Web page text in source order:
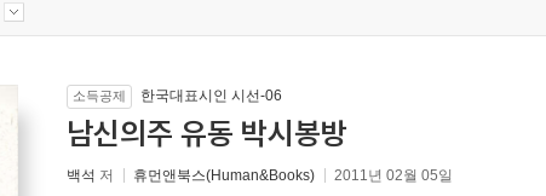
소득공제 한국대표시인 시선-06
남신의주 유동 박시봉방
백석 저 휴먼앤북스(Human&Books) 2011년 02월 05일